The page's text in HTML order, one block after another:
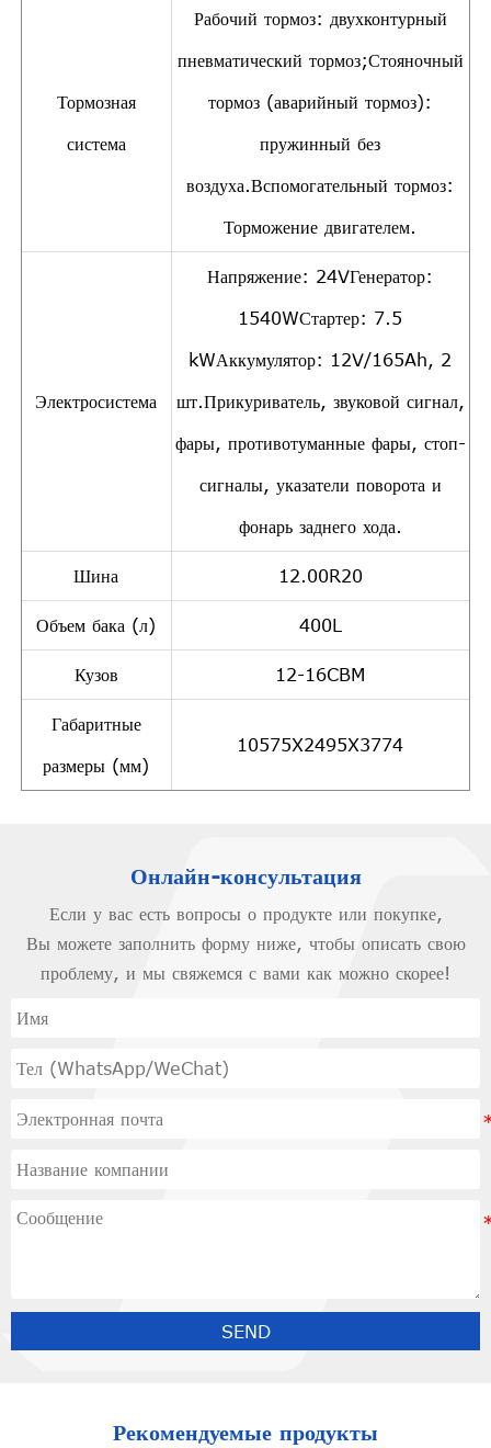
Тормозная
система
Рабочий тормоз: двухконтурный
пневматический тормоз;Стояночный
тормоз (аварийный тормоз):
пружинный без
воздуха.Вспомогательный тормоз:
Торможение двигателем.
Электросистема
Напряжение: 24VГенератор:
1540WСтартер: 7.5
kWАккумулятор: 12V/165Ah, 2
шт.Прикуриватель, звуковой сигнал,
фары, противотуманные фары, стоп-
сигналы, указатели поворота и
фонарь заднего хода.
Шина 12.00R20
Объем бака (л) 400L
Кузов 12-16CBM
Габаритные
размеры (мм)
10575X2495X3774
Онлайн-консультация
Если у вас есть вопросы о продукте или покупке,
Вы можете заполнить форму ниже, чтобы описать свою
проблему, и мы свяжемся с вами как можно скорее!
SEND
Рекомендуемые продукты